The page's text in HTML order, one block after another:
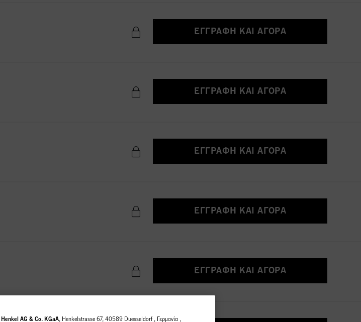
ΕΓΓΡΑΦΉ ΚΑΙ ΑΓΟΡΆ
ΕΓΓΡΑΦΉ ΚΑΙ ΑΓΟΡΆ
ΕΓΓΡΑΦΉ ΚΑΙ ΑΓΟΡΆ
ΕΓΓΡΑΦΉ ΚΑΙ ΑΓΟΡΆ
ΕΓΓΡΑΦΉ ΚΑΙ ΑΓΟΡΆ
Henkel AG & Co. KGaA, Henkelstrasse 67, 40589 Duesseldorf , Γερμανία ,